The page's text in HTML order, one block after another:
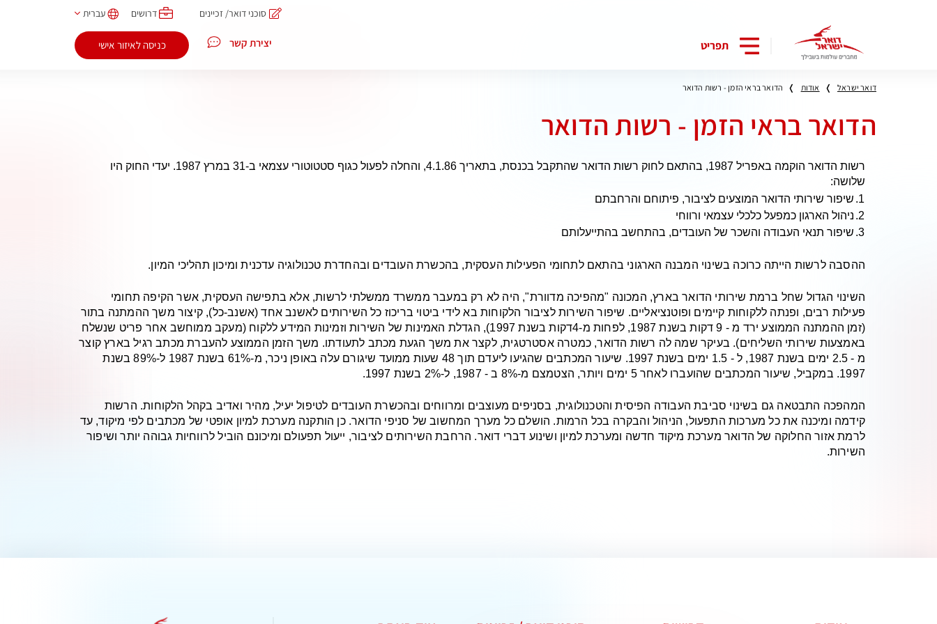
תפריט
סוכני דואר/ זכיינים דרושים עברית
יצירת קשר כניסה לאיזור אישי
דואר ישראל אודות הדואר בראי הזמן - רשות הדואר
הדואר בראי הזמן - רשות הדואר
רשות הדואר הוקמה באפריל 1987, בהתאם לחוק רשות הדואר שהתקבל בכנסת, בתאריך 4.1.86, והחלה לפעול כגוף סטטוטורי עצמאי ב-31 במרץ 1987. יעדי החוק היו
שלושה:
1. שיפור שירותי הדואר המוצעים לציבור, פיתוחם והרחבתם
2. ניהול הארגון כמפעל כלכלי עצמאי ורווחי
3. שיפור תנאי העבודה והשכר של העובדים, בהתחשב בהתייעלותם
ההסבה לרשות הייתה כרוכה בשינוי המבנה הארגוני בהתאם לתחומי הפעילות העסקית, בהכשרת העובדים ובהחדרת טכנולוגיה עדכנית ומיכון תהליכי המיון.
השינוי הגדול שחל ברמת שירותי הדואר בארץ, המכונה "מהפיכה מדוורת", היה לא רק במעבר ממשרד ממשלתי לרשות, אלא בתפישה העסקית, אשר הקיפה תחומי
פעילות רבים, ופנתה ללקוחות קיימים ופוטנציאליים. שיפור השירות לציבור הלקוחות בא לידי ביטוי בריכוז כל השירותים לאשנב אחד (אשנב-כל), קיצור משך ההמתנה בתור
(זמן ההמתנה הממוצע ירד מ - 9 דקות בשנת 1987, לפחות מ-4דקות בשנת 1997), הגדלת האמינות של השירות וזמינות המידע ללקוח (מעקב ממוחשב אחר פריט שנשלח
באמצעות שירותי השליחים). בעיקר שמה לה רשות הדואר, כמטרה אסטרטגית, לקצר את משך הגעת מכתב לתעודתו. משך הזמן הממוצע להעברת מכתב רגיל בארץ קוצר
מ - 2.5 ימים בשנת 1987, ל - 1.5 ימים בשנת 1997. שיעור המכתבים שהגיעו ליעדם תוך 48 שעות ממועד שיגורם עלה באופן ניכר, מ-61% בשנת 1987 ל-89% בשנת
1997. במקביל, שיעור המכתבים שהועברו לאחר 5 ימים ויותר, הצטמצם מ-8% ב - 1987, ל-2% בשנת 1997.
המהפכה התבטאה גם בשינוי סביבת העבודה הפיסית והטכנולוגית, בסניפים מעוצבים ומרווחים ובהכשרת העובדים לטיפול יעיל, מהיר ואדיב בקהל הלקוחות. הרשות
קידמה ומיכנה את כל מערכות התפעול, הניהול והבקרה בכל הרמות. הושלם כל מערך המחשוב של סניפי הדואר. כן הותקנה מערכת למיון אופטי של מכתבים לפי מיקוד, עד
לרמת אזור החלוקה של הדואר מערכת מיקוד חדשה ומערכת למיון ושינוע דברי דואר. הרחבת השירותים לציבור, ייעול תפעולם ומיכונם הוביל לרווחיות גבוהה יותר ושיפור
השירות.